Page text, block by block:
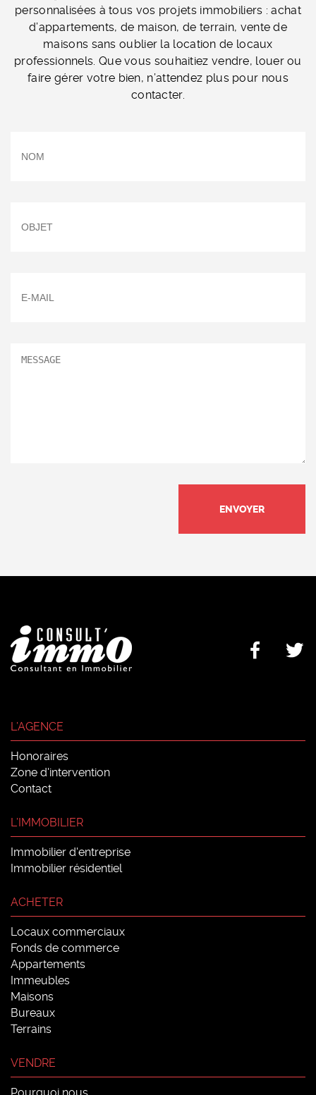
personnalisées à tous vos projets immobiliers : achat
d’appartements, de maison, de terrain, vente de
maisons sans oublier la location de locaux
professionnels. Que vous souhaitiez vendre, louer ou
faire gérer votre bien, n’attendez plus pour nous
contacter.
L’AGENCE
Honoraires
Zone d'intervention
Contact
L’IMMOBILIER
Immobilier d'entreprise
Immobilier résidentiel
ACHETER
Locaux commerciaux
Fonds de commerce
Appartements
Immeubles
Maisons
Bureaux
Terrains
VENDRE